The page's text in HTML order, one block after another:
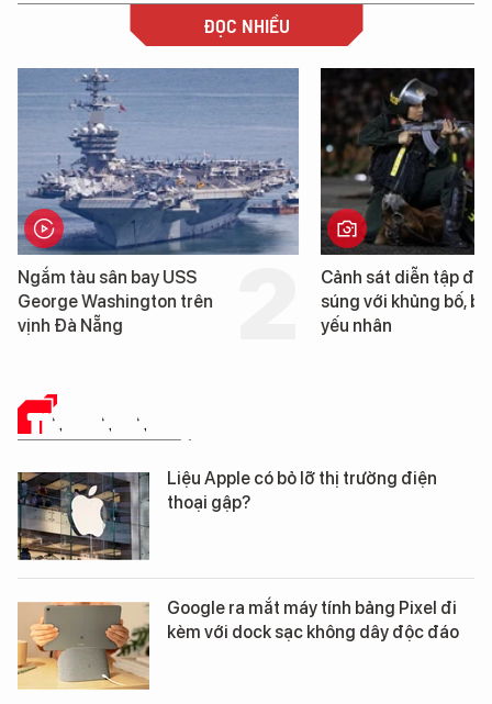
ĐỌC NHIỀU
Ngắm tàu sân bay USS
George Washington trên
vịnh Đà Nẵng
Cảnh sát diễn tập
súng với khủng bố,
yếu nhân
TIN CÔNG NGHỆ
Liệu Apple có bỏ lỡ thị trường điện
thoại gập?
Google ra mắt máy tính bảng Pixel đi
kèm với dock sạc không dây độc đáo